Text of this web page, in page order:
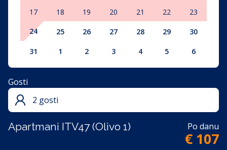
17 18 19 20 21 22
23
24
25 26 27 28 29 30
31 1 2 3 4 5 6
Apartmani ITV47 (Olivo 1) Po danu
€ 107
Gosti
2 gosti